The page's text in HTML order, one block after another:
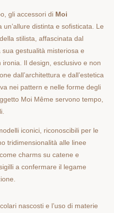
gli accessori di Moi
distinta e sofisticata. Le
stilista, affascinata dal
gestualità misteriosa e
Il design, esclusivo e non
dall’architettura e dall’estetica
nei pattern e nelle forme degli
Moi Même servono tempo,
iconici, riconoscibili per le
tridimensionalità alle linee
charms su catene e
a confermare il legame
nascosti e l’uso di materie